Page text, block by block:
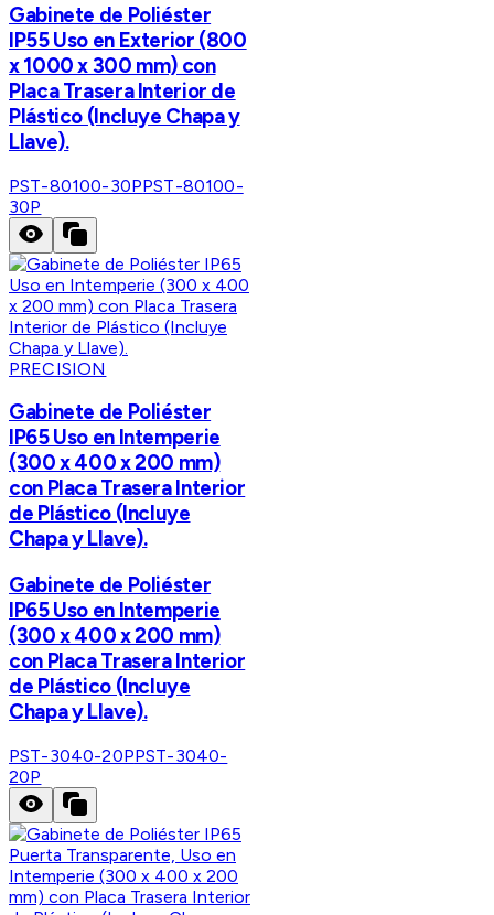
Gabinete de Poliéster
IP55 Uso en Exterior (800
x 1000 x 300 mm) con
Placa Trasera Interior de
Plástico (Incluye Chapa y
Llave).
PST-80100-30PPST-80100-
30P
PRECISION
Gabinete de Poliéster
IP65 Uso en Intemperie
(300 x 400 x 200 mm)
con Placa Trasera Interior
de Plástico (Incluye
Chapa y Llave).
Gabinete de Poliéster
IP65 Uso en Intemperie
(300 x 400 x 200 mm)
con Placa Trasera Interior
de Plástico (Incluye
Chapa y Llave).
PST-3040-20PPST-3040-
20P